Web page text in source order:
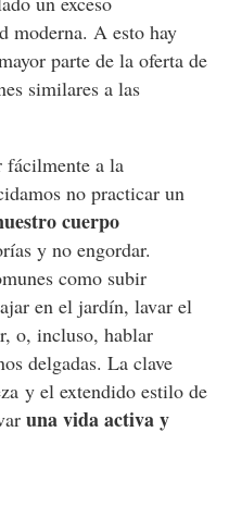
moderna. A esto hay
parte de la oferta de
similares a las
fácilmente a la
no practicar un
cuerpo
y no engordar.
como subir
en el jardín, lavar el
o, incluso, hablar
delgadas. La clave
y el extendido estilo de
una vida activa y